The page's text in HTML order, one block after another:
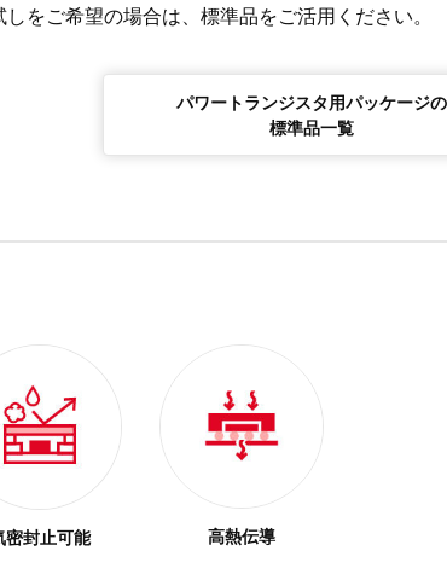
をご希望の場合は、標準品をご活用ください。
パワートランジスタ用パッケージの
標準品一覧
密封止可能 高熱伝導